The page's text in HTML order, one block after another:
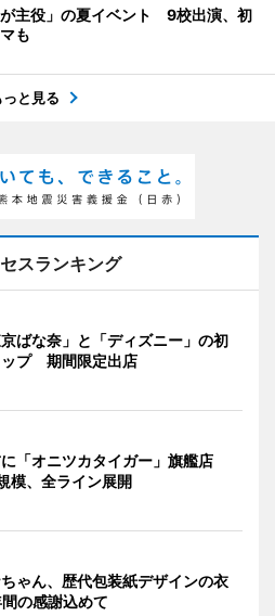
主役」の夏イベント 9校出演、初
も
っと見る
スランキング
ばな奈」と「ディズニー」の初
ップ 期間限定出店
「オニツカタイガー」旗艦店
模、全ライン展開
ゃん、歴代包装紙デザインの衣
の感謝込めて